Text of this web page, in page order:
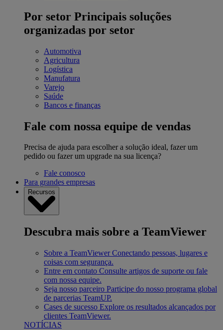
Por setor Principais soluções
organizadas por setor
Automotiva
Agricultura
Logística
Manufatura
Varejo
Saúde
Bancos e finanças
Fale com nossa equipe de vendas
Precisa de ajuda para escolher a solução ideal, fazer um
pedido ou fazer um upgrade na sua licença?
Fale conosco
Para grandes empresas
Recursos
Descubra mais sobre a TeamViewer
Sobre a TeamViewer Conectando pessoas, lugares e
coisas com segurança.
Entre em contato Consulte artigos de suporte ou fale
com nossa equipe.
Seja nosso parceiro Participe do nosso programa global
de parcerias TeamUP.
Cases de sucesso Explore os resultados alcançados por
clientes TeamViewer.
NOTÍCIAS